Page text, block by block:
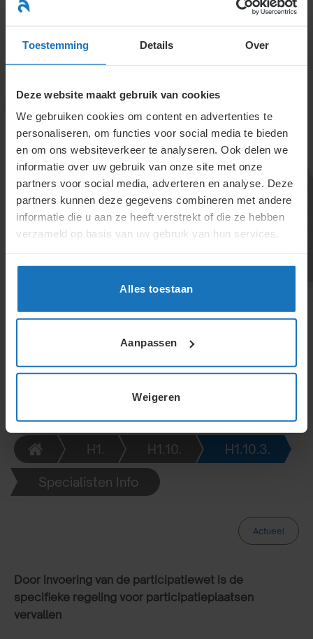
Toestemming Details Over
Deze website maakt gebruik van cookies
We gebruiken cookies om content en advertenties te
personaliseren, om functies voor social media te bieden
en om ons websiteverkeer te analyseren. Ook delen we
informatie over uw gebruik van onze site met onze
partners voor social media, adverteren en analyse. Deze
partners kunnen deze gegevens combineren met andere
informatie die u aan ze heeft verstrekt of die ze hebben
verzameld op basis van uw gebruik van hun services.
Alles toestaan
Aanpassen
Weigeren
naar
inhoud
1.10.3.
Participatieplaatsen
voor werklozen
Participatieplaatsen hielpen langdurig werklozen via
onbetaald werk met behoud van uitkering, gericht op
begeleidde en beoordeelde de plaatsing. De
tot verlenging, en is vervangen door de
Participatiewet.
H1. H1.10. H1.10.3.
Specialisten Info
Actueel
Door invoering van de participatiewet is de
specifieke regeling voor participatieplaatsen
vervallen